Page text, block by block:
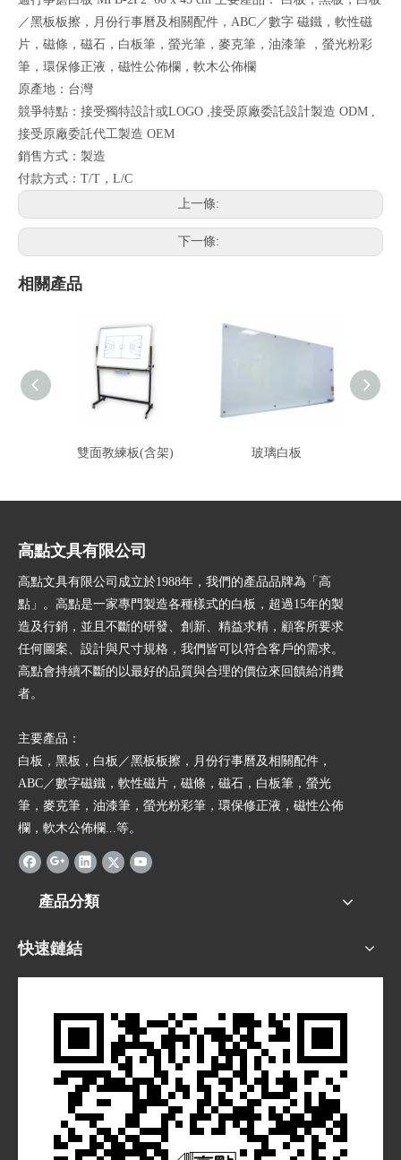
／黑板板擦，月份行事曆及相關配件，ABC／數字 磁鐵，軟性磁
片，磁條，磁石，白板筆，螢光筆，麥克筆，油漆筆 ，螢光粉彩
筆，環保修正液，磁性公佈欄，軟木公佈欄
原產地：台灣
競爭特點：接受獨特設計或LOGO ,接受原廠委託設計製造 ODM ,
接受原廠委託代工製造 OEM
銷售方式：製造
付款方式：T/T，L/C
上一條:
下一條:
相關產品
雙面教練板(含架) 玻璃白板
高點文具有限公司
高點文具有限公司成立於1988年，我們的產品品牌為「高
點」。高點是一家專門製造各種樣式的白板，超過15年的製
造及行銷，並且不斷的研發、創新、精益求精，顧客所要求
任何圖案、設計與尺寸規格，我們皆可以符合客戶的需求。
高點會持續不斷的以最好的品質與合理的價位來回饋給消費
者。
主要產品：
白板，黑板，白板／黑板板擦，月份行事曆及相關配件，
ABC／數字磁鐵，軟性磁片，磁條，磁石，白板筆，螢光
筆，麥克筆，油漆筆，螢光粉彩筆，環保修正液，磁性公佈
欄，軟木公佈欄...等。
產品分類
快速鏈結